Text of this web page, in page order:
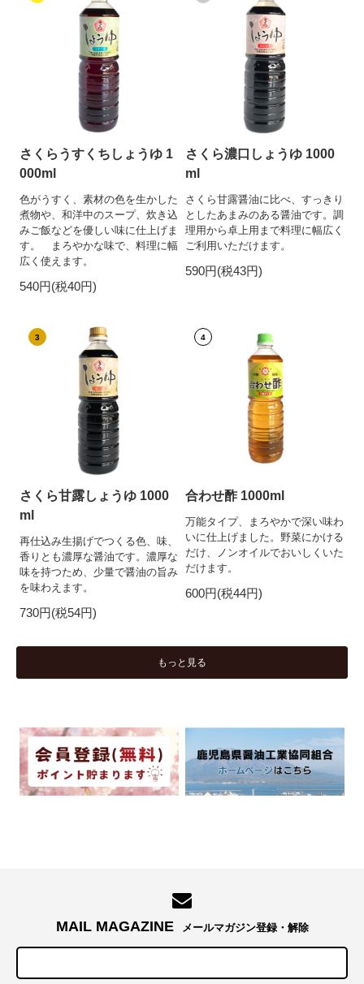
さくらうすくちしょうゆ 1
000ml
色がうすく、素材の色を生かした
煮物や、和洋中のスープ、炊き込
みご飯などを優しい味に仕上げま
す。 まろやかな味で、料理に幅
広く使えます。
540円(税40円)
さくら濃口しょうゆ 1000
ml
さくら甘露醤油に比べ、すっきり
としたあまみのある醤油です。調
理用から卓上用まで料理に幅広く
ご利用いただけます。
590円(税43円)
3
さくら甘露しょうゆ 1000
ml
再仕込み生揚げでつくる色、味、
香りとも濃厚な醤油です。濃厚な
味を持つため、少量で醤油の旨み
を味わえます。
730円(税54円)
4
合わせ酢 1000ml
万能タイプ、まろやかで深い味わ
いに仕上げました。野菜にかける
だけ、ノンオイルでおいしくいた
だけます。
600円(税44円)
もっと見る
MAIL MAGAZINE メールマガジン登録・解除